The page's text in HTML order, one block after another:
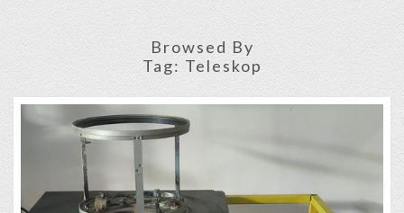
Browsed By
Tag: Teleskop